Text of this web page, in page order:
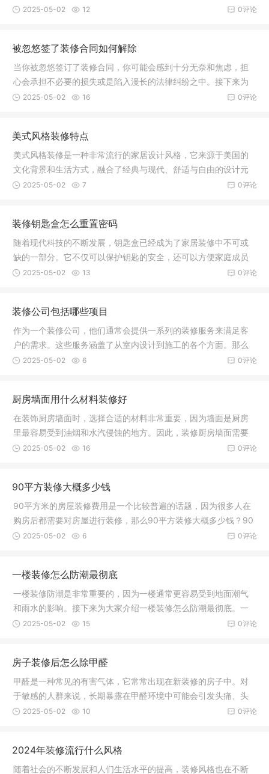
功能性、
0评论
2025-05-02 12
被忽悠签了装修合同如何解除
当你被忽悠签订了装修合同，你可能会感到十分无奈和焦虑，担
心会承担不必要的损失或是陷入漫长的法律纠纷之中。接下来为
大家介绍
0评论
2025-05-02 16
美式风格装修特点
美式风格装修是一种非常流行的家居设计风格，它来源于美国的
文化背景和生活方式，融合了经典与现代、舒适与自由的设计元
素，塑造
0评论
2025-05-02 7
装修钥匙盒怎么重置密码
随着现代科技的不断发展，钥匙盒已经成为了家居装修中不可或
缺的一部分。它不仅可以保护钥匙的安全，还可以方便家庭成员
进出，而
0评论
2025-05-02 13
装修公司包括哪些项目
作为一个装修公司，他们通常会提供一系列的装修服务来满足客
户的需求。这些服务涵盖了从室内设计到施工的各个方面。那么
装修公司
0评论
2025-05-02 6
厨房墙面用什么材料装修好
在装饰厨房墙面时，选择合适的材料非常重要，因为墙面是厨房
里最容易受到油烟和水汽侵蚀的地方。因此，装修厨房墙面需要
选择防水
0评论
2025-05-02 16
90平方装修大概多少钱
90平方米的房屋装修费用是一个比较普遍的话题，因为很多人在
购房后都需要对房屋进行装修，那么90平方装修大概多少钱？90
平方装修
0评论
2025-05-02 6
一楼装修怎么防潮最彻底
一楼装修防潮是非常重要的，因为一楼通常更容易受到地面潮气
和雨水的影响。接下来为大家介绍一楼装修怎么防潮最彻底。一
楼装修怎
0评论
2025-05-02 15
房子装修后怎么除甲醛
甲醛是一种常见的有害气体，它常常出现在新装修的房子中。对
于敏感的人群来说，长期暴露在甲醛环境中可能会引发头痛、头
晕、咽喉
0评论
2025-05-02 10
2024年装修流行什么风格
随着社会的不断发展和人们生活水平的提高，装修风格也在不断